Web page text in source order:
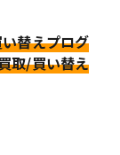
替えプログ
取/買い替え